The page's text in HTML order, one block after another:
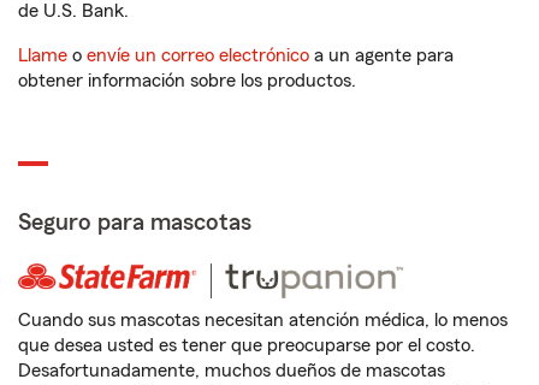
de U.S. Bank.
Llame o envíe un correo electrónico a un agente para
obtener información sobre los productos.
Seguro para mascotas
Cuando sus mascotas necesitan atención médica, lo menos
que desea usted es tener que preocuparse por el costo.
Desafortunadamente, muchos dueños de mascotas